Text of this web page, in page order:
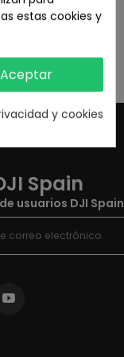
Spain
usuarios DJI Spain
estas cookies y
Aceptar
y cookies